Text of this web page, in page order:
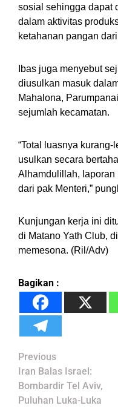
sosial sehingga dapat
dalam aktivitas
ketahanan pangan
Ibas juga menyebut
diusulkan masuk
Mahalona,
sejumlah kecamatan.
“Total luasnya
usulkan secara
Alhamdulillah, laporan
dari pak Menteri,”
Kunjungan kerja ini
di Matano Yath Club,
memesona. (Ril/Adv)
Bagikan :
Post
navigation
Previous
Iran Balas Israel:
Bombardir Tel Aviv,
Puluhan Luka-Luka